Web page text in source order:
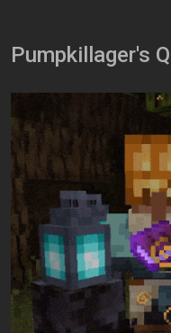
Pumpkillager's